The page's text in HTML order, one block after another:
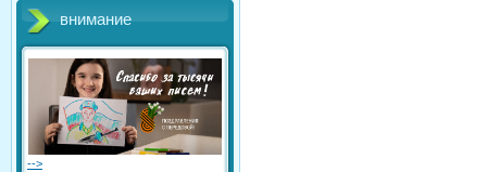
внимание
-->